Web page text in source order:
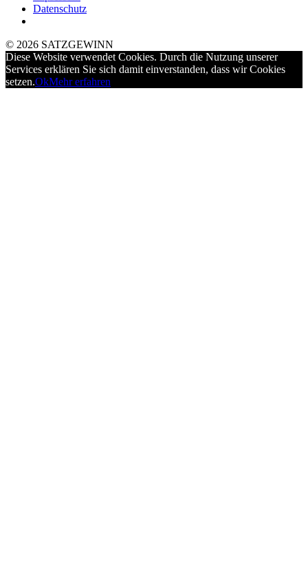
Datenschutz
© 2026 SATZGEWINN
Diese Website verwendet Cookies. Durch die Nutzung unserer
Services erklären Sie sich damit einverstanden, dass wir Cookies
setzen.OkMehr erfahren